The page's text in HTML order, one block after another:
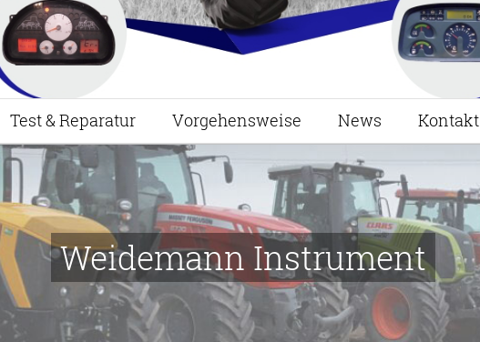
Test & Reparatur Vorgehensweise News Kontakt
Weidemann Instrument